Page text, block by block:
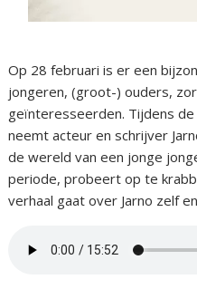
Op 28 februari is er een
jongeren, (groot-) ouders,
geïnteresseerden. Tijdens de
neemt acteur en schrijver
de wereld van een jonge
periode, probeert op te
verhaal gaat over Jarno zelf